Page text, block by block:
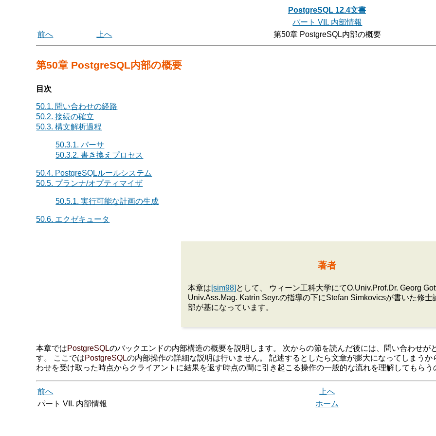
PostgreSQL 12.4文書
パート VII. 内部情報
前へ
上へ 第50章 PostgreSQL内部の概要
第50章 PostgreSQL内部の概要
目次
50.1. 問い合わせの経路
50.2. 接続の確立
50.3. 構文解析過程
50.3.1. パーサ
50.3.2. 書き換えプロセス
50.4. PostgreSQLルールシステム
50.5. プランナ/オプティマイザ
50.5.1. 実行可能な計画の生成
50.6. エクゼキュータ
著者
本章は[sim98] として、 ウィーン工科大学にてO.Univ.Prof.Dr. Georg
Univ.Ass.Mag. Katrin Seyr.の指導の下にStefan Simkovicsが書いた修士
部が基になっています。
本章ではPostgreSQLのバックエンドの内部構造の概要を説明します。 次からの節を読んだ後には、問い合わせ
す。 ここではPostgreSQLの内部操作の詳細な説明は行いません。 記述するとしたら文章が膨大になってしまう
わせを受け取った時点からクライアントに結果を返す時点の間に引き起こる操作の一般的な流れを理解してもらう
前へ
上へ
パート VII. 内部情報
ホーム